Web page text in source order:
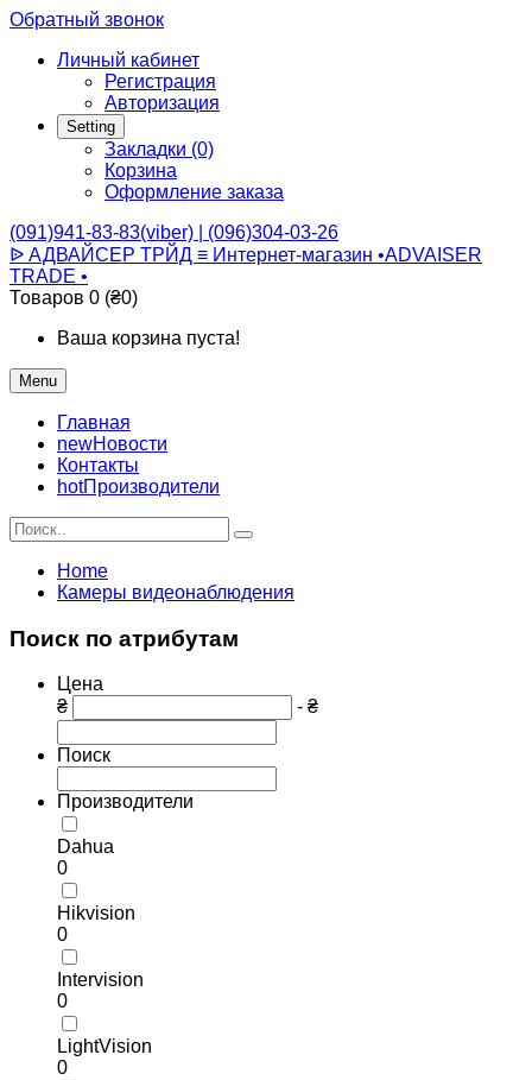
Обратный звонок
Личный кабинет
Регистрация
Авторизация
Setting
Закладки (0)
Корзина
Оформление заказа
(091)941-83-83(viber) | (096)304-03-26
ᐉ АДВАЙСЕР ТРЙД ≡ Интернет-магазин •ADVAISER
TRADE •
Товаров 0 (₴0)
Ваша корзина пуста!
Menu
Главная
newНовости
Контакты
hotПроизводители
Home
Камеры видеонаблюдения
Поиск по атрибутам
Цена
₴
- ₴
Поиск
Производители
Dahua
0
Hikvision
0
Intervision
0
LightVision
0